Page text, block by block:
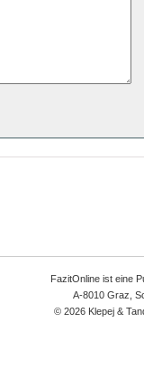
FazitOnline ist eine
A-8010 Graz,
© 2026 Klepej &